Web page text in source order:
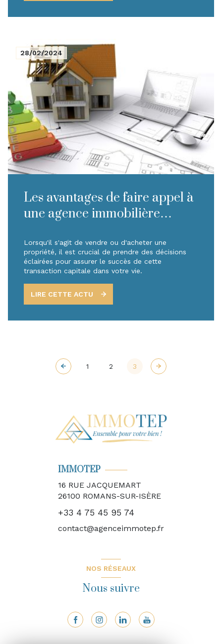
28/02/2024
Les avantages de faire appel à
une agence immobilière
Lorsqu'il s'agit de vendre ou d'acheter une
propriété, il est crucial de prendre des décisions
éclairées pour assurer le succès de cette
transaction capitale dans votre vie.
LIRE CETTE ACTU
1 2 3
IMMOTEP
16 RUE JACQUEMART
26100 ROMANS-SUR-ISÈRE
+33 4 75 45 95 74
contact@agenceimmotep.fr
NOS RÉSEAUX
Nous suivre